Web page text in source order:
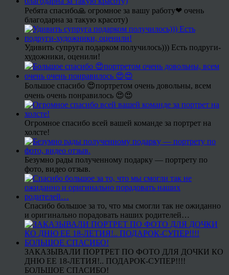
Ребята спасибо🙏 огромное за вашу работу❤ очень
благодарна за такую красоту)
Удивить супруга подарком получилось))) Есть подруги-
художники, оценили!
Большое спасибо 😍портретом очень довольны, всем
очень очень понравилось 😍😍
Огромное спасибо всей вашей команде за портрет на
холсте!
Безумно рады полученному подарку — портрету по
фото, видео отзыв.
Спасибо большое за то, что мы смогли так не ожиданно
и оригинально порадовать наших родителей…
ЗАКАЗЫВАЛИ ПОРТРЕТ ПО ФОТО ДЛЯ ДОЧКИ КО
ДНЮ ЕЕ 18-ЛЕТИЯ!.. ПОДАРОК-СУПЕР!!!!
БОЛЬШОЕ СПАСИБО!